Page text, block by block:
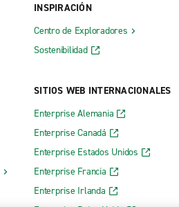
INSPIRACIÓN
Centro de Exploradores
Sostenibilidad
SITIOS WEB INTERNACIONALES
Enterprise Alemania
Enterprise Canadá
Enterprise Estados Unidos
Enterprise Francia
Enterprise Irlanda